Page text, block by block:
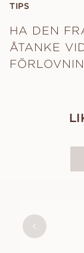
TIPS
HA DEN
ÅTANKE